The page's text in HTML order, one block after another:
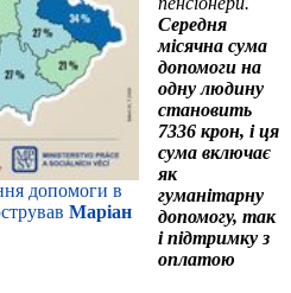
допомоги в
Маріан
Середня
місячна сума
допомоги на
одну людину
становить
7336 крон, і ця
сума включає
як
гуманітарну
допомогу, так
і підтримку з
оплатою